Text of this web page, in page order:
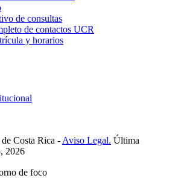
de consultas
de contactos UCR
y horarios
Costa Rica - Aviso Legal. Última
2026
de foco